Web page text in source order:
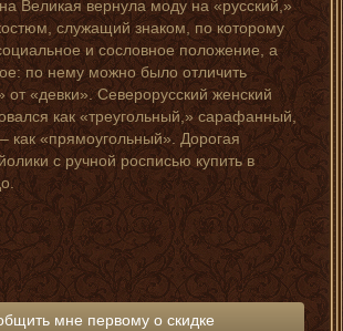
Великая вернула моду на «русский,»
служащий знаком, по которому
и сословное положение, а
по нему можно было отличить
«девки». Северорусский женский
как «треугольный,» сарафанный,
как «прямоугольный». Дорогая
с ручной росписью купить в
мне первому о скидке